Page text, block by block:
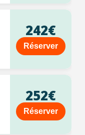
242€
Réserver
252€
Réserver